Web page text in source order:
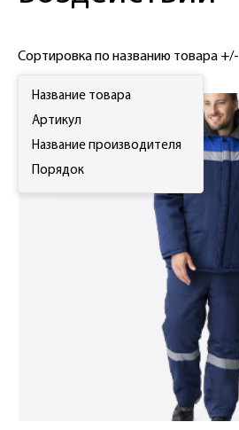
Сортировка по названию товара +/-
Название товара
Артикул
Название производителя
Порядок